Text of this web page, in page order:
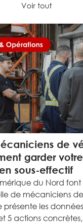
Voir tout
de
garder
sous-effectif
du Nord
de mécaniciens
présente les
5 actions